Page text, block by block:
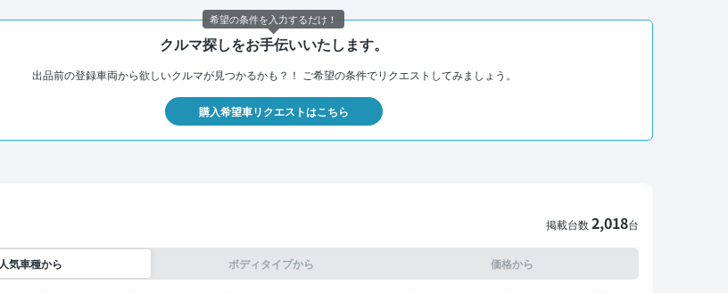
クルマ探しをお手伝いいたします。
出品前の登録車両から欲しいクルマが見つかるかも？！ ご希望の条件でリクエストしてみましょう。
購入希望車リクエストはこちら
掲載台数2,018台
人気車種から ボディタイプから 価格から
希望の条件を入力するだけ！